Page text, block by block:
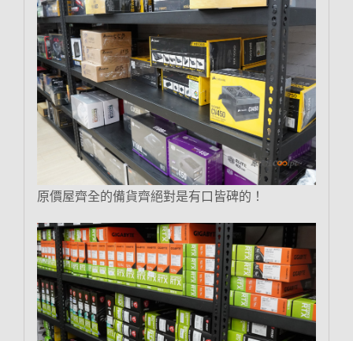
原價屋齊全的備貨齊絕對是有口皆碑的！